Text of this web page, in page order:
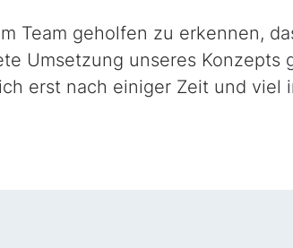
Team geholfen zu erkennen,
Umsetzung unseres Konzepts
erst nach einiger Zeit und